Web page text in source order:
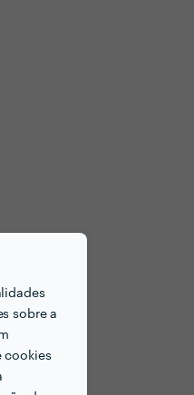
sobre a
cookies